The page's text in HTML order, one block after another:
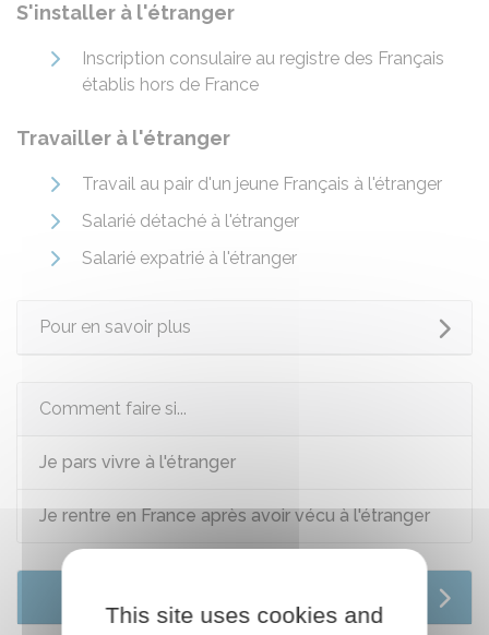
S'installer à l'étranger
Inscription consulaire au registre des Français
établis hors de France
Travailler à l'étranger
Travail au pair d'un jeune Français à l'étranger
Salarié détaché à l'étranger
Salarié expatrié à l'étranger
Pour en savoir plus
Comment faire si...
Je pars vivre à l'étranger
Je rentre en France après avoir vécu à l'étranger
This site uses cookies and